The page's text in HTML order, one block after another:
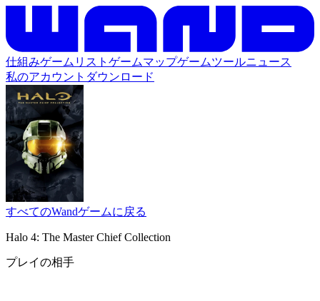
仕組みゲームリスト ゲームマップゲームツールニュース
私のアカウント ダウンロード
すべてのWandゲームに戻る
Halo 4: The Master Chief Collection
プレイの相手